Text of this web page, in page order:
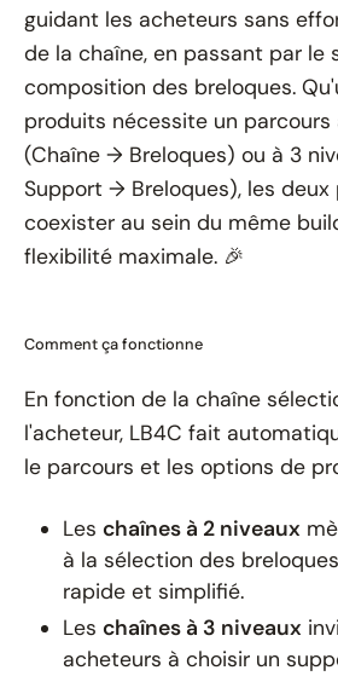
guidant les acheteurs sans
de la chaîne, en passant par le
composition des breloques.
produits nécessite un parcours
(Chaîne → Breloques) ou à 3
Support → Breloques), les
coexister au sein du même
flexibilité maximale. 🎉
Comment ça fonctionne
En fonction de la chaîne
l'acheteur, LB4C fait
le parcours et les options de
Les chaînes à 2 niveaux
à la sélection des
rapide et simplifié.
Les chaînes à 3 niveaux
acheteurs à choisir un